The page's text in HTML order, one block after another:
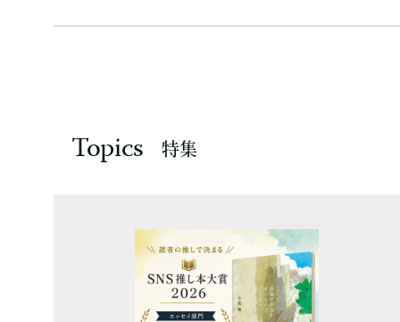
Topics 特集